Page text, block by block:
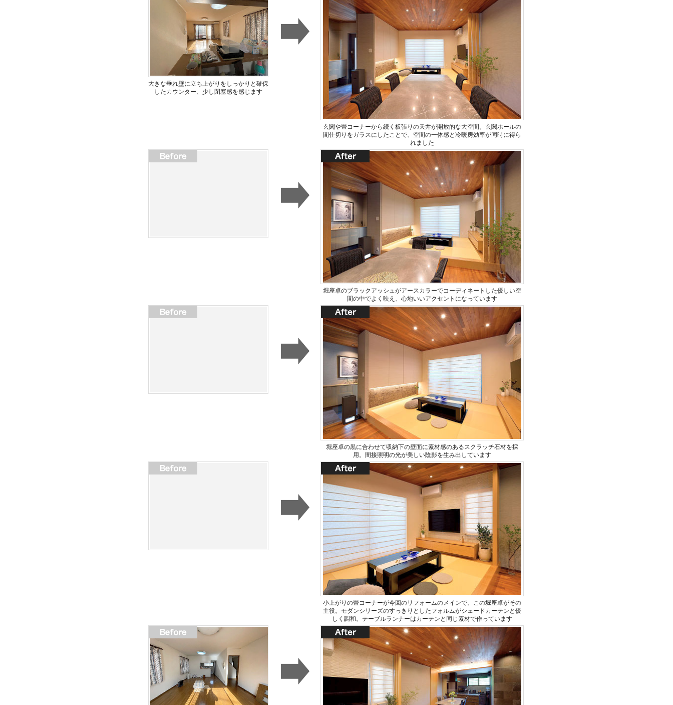
大きな垂れ壁に立ち上がりをしっかりと確保
したカウンター、少し閉塞感を感じます
玄関や畳コーナーから続く板張りの天井が開放的な大空間。玄関ホールの
間仕切りをガラスにしたことで、空間の一体感と冷暖房効率が同時に得ら
れました
堀座卓のブラックアッシュがアースカラーでコーディネートした優しい空
間の中でよく映え、心地いいアクセントになっています
堀座卓の黒に合わせて収納下の壁面に素材感のあるスクラッチ石材を採
用。間接照明の光が美しい陰影を生み出しています
小上がりの畳コーナーが今回のリフォームのメインで、この堀座卓がその
主役。モダンシリーズのすっきりとしたフォルムがシェードカーテンと優
しく調和。テーブルランナーはカーテンと同じ素材で作っています